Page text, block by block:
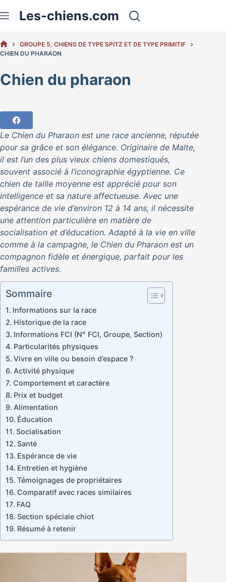
au
Les-chiens.com
ACCUEIL
GROUPE 5, CHIENS DE TYPE SPITZ ET DE TYPE PRIMITIF
CHIEN DU PHARAON
Chien du pharaon
Le Chien du Pharaon est une race ancienne, réputée
pour sa grâce et son élégance. Originaire de Malte,
il est l’un des plus vieux chiens domestiqués,
souvent associé à l’iconographie égyptienne. Ce
chien de taille moyenne est apprécié pour son
intelligence et sa nature affectueuse. Avec une
espérance de vie d’environ 12 à 14 ans, il nécessite
une attention particulière en matière de
socialisation et d’éducation. Adapté à la vie en ville
comme à la campagne, le Chien du Pharaon est un
compagnon fidèle et énergique, parfait pour les
familles actives.
Sommaire
Informations sur la race
Historique de la race
Informations FCI (N° FCI, Groupe, Section)
Particularités physiques
Vivre en ville ou besoin d’espace ?
Activité physique
Comportement et caractère
Prix et budget
Alimentation
Éducation
Socialisation
Santé
Espérance de vie
Entretien et hygiène
Témoignages de propriétaires
Comparatif avec races similaires
FAQ
Section spéciale chiot
Résumé à retenir